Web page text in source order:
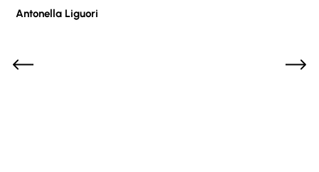
Antonella Liguori